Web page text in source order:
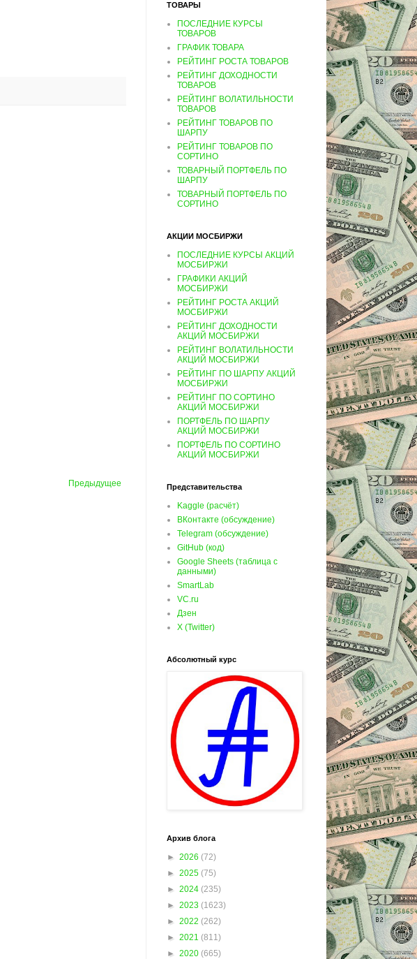
Предыдущее
ТОВАРЫ
ПОСЛЕДНИЕ КУРСЫ
ТОВАРОВ
ГРАФИК ТОВАРА
РЕЙТИНГ РОСТА ТОВАРОВ
РЕЙТИНГ ДОХОДНОСТИ
ТОВАРОВ
РЕЙТИНГ ВОЛАТИЛЬНОСТИ
ТОВАРОВ
РЕЙТИНГ ТОВАРОВ ПО
ШАРПУ
РЕЙТИНГ ТОВАРОВ ПО
СОРТИНО
ТОВАРНЫЙ ПОРТФЕЛЬ ПО
ШАРПУ
ТОВАРНЫЙ ПОРТФЕЛЬ ПО
СОРТИНО
АКЦИИ МОСБИРЖИ
ПОСЛЕДНИЕ КУРСЫ АКЦИЙ
МОСБИРЖИ
ГРАФИКИ АКЦИЙ
МОСБИРЖИ
РЕЙТИНГ РОСТА АКЦИЙ
МОСБИРЖИ
РЕЙТИНГ ДОХОДНОСТИ
АКЦИЙ МОСБИРЖИ
РЕЙТИНГ ВОЛАТИЛЬНОСТИ
АКЦИЙ МОСБИРЖИ
РЕЙТИНГ ПО ШАРПУ АКЦИЙ
МОСБИРЖИ
РЕЙТИНГ ПО СОРТИНО
АКЦИЙ МОСБИРЖИ
ПОРТФЕЛЬ ПО ШАРПУ
АКЦИЙ МОСБИРЖИ
ПОРТФЕЛЬ ПО СОРТИНО
АКЦИЙ МОСБИРЖИ
Представительства
Kaggle (расчёт)
ВКонтакте (обсуждение)
Telegram (обсуждение)
GitHub (код)
Google Sheets (таблица с
данными)
SmartLab
VC.ru
Дзен
X (Twitter)
Абсолютный курс
Архив блога
► 2026 (72)
► 2025 (75)
► 2024 (235)
► 2023 (1623)
► 2022 (262)
► 2021 (811)
► 2020 (665)